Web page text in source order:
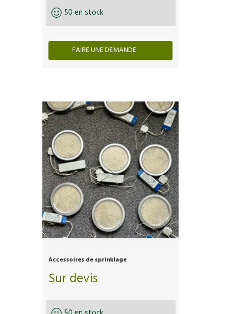
50 en stock
FAIRE UNE DEMANDE
Accessoires de sprinklage
Sur devis